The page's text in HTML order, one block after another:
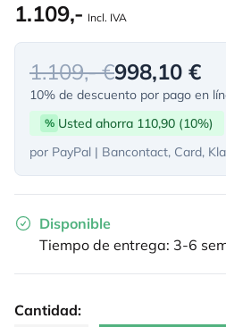
1.109,- Incl. IVA
1.109,- €998,10 €
10% de descuento por pago en
% Usted ahorra 110,90 (10%)
por PayPal | Bancontact, Card,
Disponible
Tiempo de entrega: 3-6
Cantidad: